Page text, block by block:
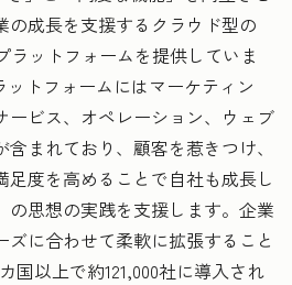
の成長を支援するクラウド型の
ラットフォームを提供していま
ットフォームにはマーケティン
ービス、オペレーション、ウェブ
まれており、顧客を惹きつけ、
度を高めることで自社も成長し
の思想の実践を支援します。企業
ズに合わせて柔軟に拡張すること
国以上で約121,000社に導入され